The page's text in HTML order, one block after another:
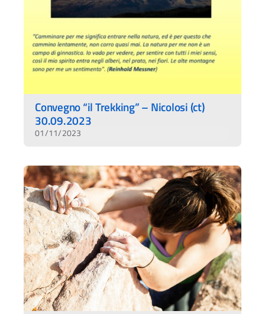
Convegno “il Trekking” – Nicolosi (ct)
30.09.2023
01/11/2023